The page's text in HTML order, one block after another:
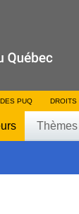
PUQ DROITS
Thèmes